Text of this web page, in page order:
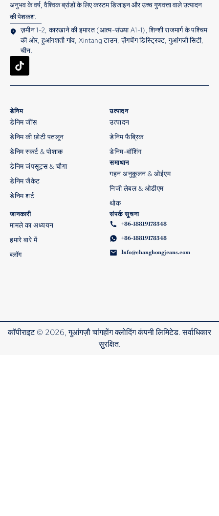
अनुभव के वर्ष, वैश्विक ब्रांडों के लिए कस्टम डिजाइन और उच्च गुणवत्ता वाले उत्पादन
की पेशकश.
ज़मीन 1-2, कारखाने की इमारत (आत्म-संख्या A1-1), शिन्शी राजमार्ग के पश्चिम
की ओर, हुआंगशतौ गांव, Xintang टाउन, ज़ेंगचेंग डिस्ट्रिक्ट, गुआंगज़ौ सिटी,
चीन.
डेनिम
डेनिम जींस
डेनिम की छोटी पतलून
डेनिम स्कर्ट & पोशाक
डेनिम जंपसूट्स & चौग़ा
डेनिम जैकेट
डेनिम शर्ट
उत्पादन
उत्पादन
डेनिम फैब्रिक
डेनिम-वॉशिंग
समाधान
गहन अनुकूलन & ओईएम
निजी लेबल & ओडीएम
थोक
जानकारी
मामले का अध्ययन
हमारे बारे में
ब्लॉग
संपर्क सूचना
+86-18819178348
+86-18819178348
Info@changhongjeans.com
कॉपीराइट © 2026, गुआंगज़ौ चांगहोंग क्लोदिंग कंपनी लिमिटेड. सर्वाधिकार
सुरक्षित.